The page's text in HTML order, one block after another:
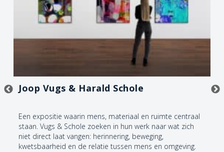
Joop Vugs & Harald Schole
Een expositie waarin mens, materiaal en ruimte centraal
staan. Vugs & Schole zoeken in hun werk naar wat zich
niet direct laat vangen: herinnering, beweging,
kwetsbaarheid en de relatie tussen mens en omgeving.